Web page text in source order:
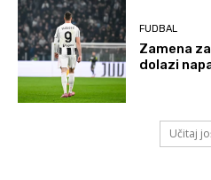
FUDBAL
Zamena
dolazi
Učitaj